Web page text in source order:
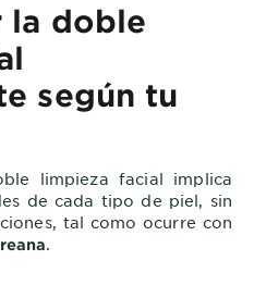
la doble
según tu
limpieza facial implica
de cada tipo de piel, sin
tal como ocurre con
.